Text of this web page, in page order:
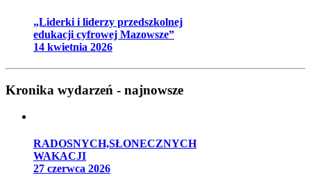
„Liderki i liderzy przedszkolnej
edukacji cyfrowej Mazowsze”
14 kwietnia 2026
Kronika wydarzeń - najnowsze
RADOSNYCH,SŁONECZNYCH
WAKACJI
27 czerwca 2026